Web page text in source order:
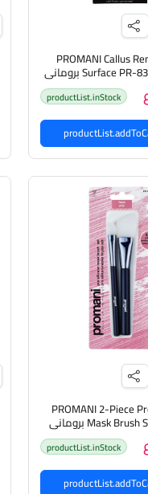
PROMANI Callus
Surface PR-833 for callus بروماني
ومزيل مسامير
productList.inStock
PROMANI 2-Piece
Mask Brush Set Pr-456 بروماني
وضع الماسك
productList.inStock